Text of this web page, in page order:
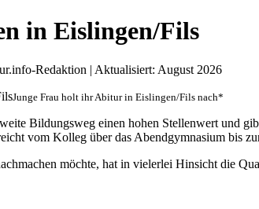
in Eislingen/Fils
Redaktion | Aktualisiert: August 2026
Junge Frau holt ihr Abitur in Eislingen/Fils nach*
Bildungsweg einen hohen Stellenwert und
vom Kolleg über das Abendgymnasium bis
möchte, hat in vielerlei Hinsicht die